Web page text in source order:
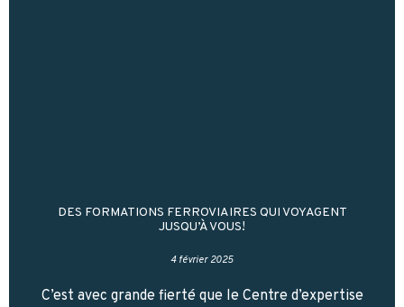
DES FORMATIONS FERROVIAIRES QUI VOYAGENT
JUSQU’À VOUS!
4 février 2025
C’est avec grande fierté que le Centre d’expertise